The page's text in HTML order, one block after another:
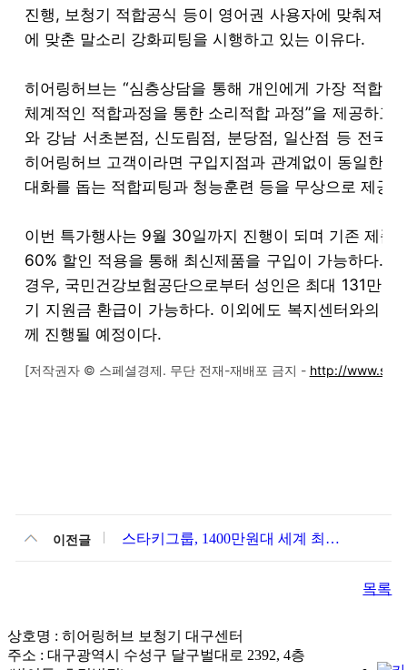
진행, 보청기 적합공식 등이 영어권 사용자에 맞춰져
에 맞춘 말소리 강화피팅을 시행하고 있는 이유다.
히어링허브는 “심층상담을 통해 개인에게 가장 적합한
체계적인 적합과정을 통한 소리적합 과정”을 제공하고
와 강남 서초본점, 신도림점, 분당점, 일산점 등 전국
히어링허브 고객이라면 구입지점과 관계없이 동일한
대화를 돕는 적합피팅과 청능훈련 등을 무상으로 제공
이번 특가행사는 9월 30일까지 진행이 되며 기존 제품
60% 할인 적용을 통해 최신제품을 구입이 가능하다.
경우, 국민건강보험공단으로부터 성인은 최대 131만
기 지원금 환급이 가능하다. 이외에도 복지센터와의
께 진행될 예정이다.
[저작권자 © 스페셜경제. 무단 전재-재배포 금지 - http://
이전글 스타키그룹, 1400만원대 세계 최초 인공지능 보청기 체험단 모집
목록
상호명 : 히어링허브 보청기 대구센터
주소 : 대구광역시 수성구 달구벌대로 2392, 4층